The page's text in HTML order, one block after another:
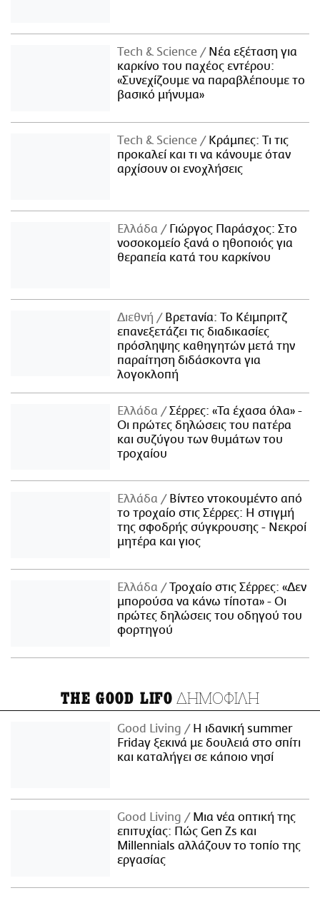
Τech & Science
Νέα εξέταση για
καρκίνο του παχέος εντέρου:
«Συνεχίζουμε να παραβλέπουμε το
βασικό μήνυμα»
Τech & Science
Κράμπες: Τι τις
προκαλεί και τι να κάνουμε όταν
αρχίσουν οι ενοχλήσεις
Ελλάδα
Γιώργος Παράσχος: Στο
νοσοκομείο ξανά ο ηθοποιός για
θεραπεία κατά του καρκίνου
Διεθνή
Βρετανία: Το Κέιμπριτζ
επανεξετάζει τις διαδικασίες
πρόσληψης καθηγητών μετά την
παραίτηση διδάσκοντα για
λογοκλοπή
Ελλάδα
Σέρρες: «Τα έχασα όλα» -
Οι πρώτες δηλώσεις του πατέρα
και συζύγου των θυμάτων του
τροχαίου
Ελλάδα
Βίντεο ντοκουμέντο από
το τροχαίο στις Σέρρες: Η στιγμή
της σφοδρής σύγκρουσης - Νεκροί
μητέρα και γιος
Ελλάδα
Τροχαίο στις Σέρρες: «Δεν
μπορούσα να κάνω τίποτα» - Οι
πρώτες δηλώσεις του οδηγού του
φορτηγού
THE GOOD LIFO ΔΗΜΟΦΙΛΗ
Good Living
Η ιδανική summer
Friday ξεκινά με δουλειά στο σπίτι
και καταλήγει σε κάποιο νησί
Good Living
Μια νέα οπτική της
επιτυχίας: Πώς Gen Zs και
Millennials αλλάζουν το τοπίο της
εργασίας